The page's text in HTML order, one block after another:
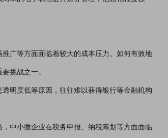
广等方面面临着较大的成本压力。如何有效地
挑战之一。
明度低等原因，往往难以获得银行等金融机构
中小微企业在税务申报、纳税筹划等方面面临